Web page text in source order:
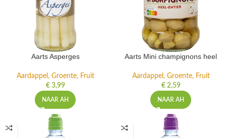
Aarts Asperges
Aardappel, Groente, Fruit
€3,99
NAAR AH
Aarts Mini champignons heel
Aardappel, Groente, Fruit
€2,59
NAAR AH